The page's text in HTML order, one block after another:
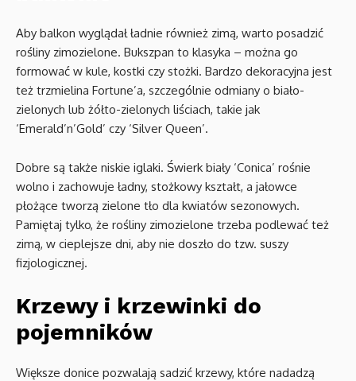
Aby balkon wyglądał ładnie również zimą, warto posadzić
rośliny zimozielone. Bukszpan to klasyka – można go
formować w kule, kostki czy stożki. Bardzo dekoracyjna jest
też trzmielina Fortune’a, szczególnie odmiany o biało-
zielonych lub żółto-zielonych liściach, takie jak
‘Emerald’n’Gold’ czy ‘Silver Queen’.
Dobre są także niskie iglaki. Świerk biały ‘Conica’ rośnie
wolno i zachowuje ładny, stożkowy kształt, a jałowce
płożące tworzą zielone tło dla kwiatów sezonowych.
Pamiętaj tylko, że rośliny zimozielone trzeba podlewać też
zimą, w cieplejsze dni, aby nie doszło do tzw. suszy
fizjologicznej.
Krzewy i krzewinki do
pojemników
Większe donice pozwalają sadzić krzewy, które nadadzą